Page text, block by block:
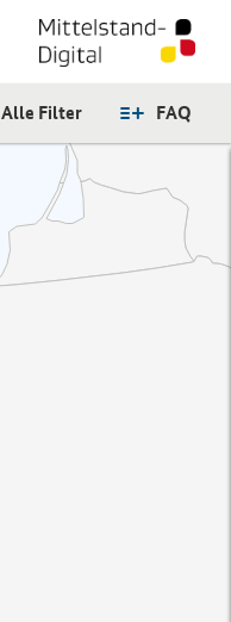
FAQ
Alle Filter